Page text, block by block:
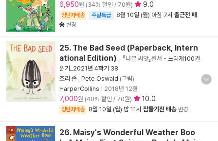
6,950원 (34% 할인 / 70원) 9.0
양탄자배송 주말특급 8월 10일 (월) 아침 7시 출근전 배
송 변경
25. The Bad Seed (Paperback, Intern
ational Edition) - 『나쁜 씨앗』원서 - 느리게100권
읽기_2021년 4학기 38
조리 존 Pete Oswald (그림)
HarperCollins
2018년 12월
7,000원 (40% 할인 / 70원) 10.0
양탄자배송 8월 10일 (월) 밤 11시 잠들기전 배송 변경
26. Maisy's Wonderful Weather Boo